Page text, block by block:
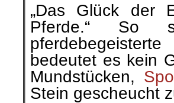
„Das Glück der
Pferde.“ So
bedeutet es kein
Mundstücken,
Stein gescheucht